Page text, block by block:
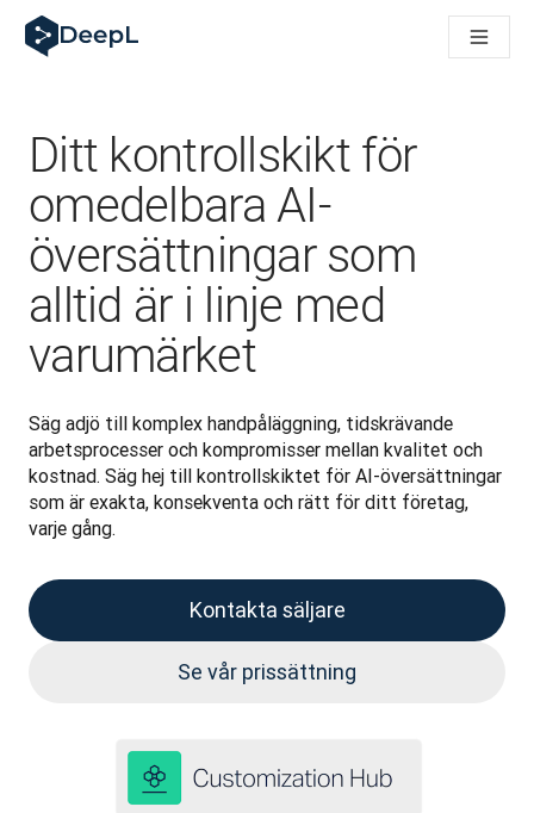
DeepL för AI-agenter
DeepL:s Translation Flow: Nya AI-drivna arbetsflöden för
Att tolka förtroendet för Språk-AI inom Enterprise-världen. I
DeepLs system för översättningskvalitetsbedömning
Från högkvalitativ textöversättning till röstplattform i
Building an instantly accessible voice demo with DeepL
Ditt kontrollskikt för
omedelbara AI-
översättningar som
alltid är i linje med
varumärket
Säg adjö till komplex handpåläggning, tidskrävande
arbetsprocesser och kompromisser mellan kvalitet och
kostnad. Säg hej till kontrollskiktet för AI-översättningar
som är exakta, konsekventa och rätt för ditt företag,
varje gång.
Kontakta säljare
Se vår prissättning